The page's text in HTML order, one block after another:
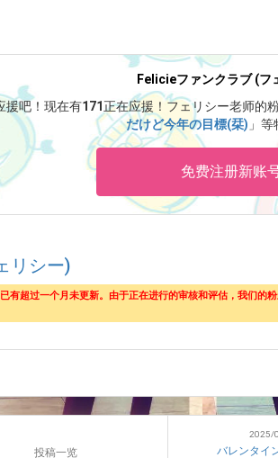
Felicieファンクラブ (フ
援吧！ 现在有171正在应援！ フェリシー老师的
だけど今年の目標(栞) 」等
免费注册新账
リシー)
有超过一个月未更新。由于正在进行的审核和评估，我们的
投稿一览
2025/
バレンタイ